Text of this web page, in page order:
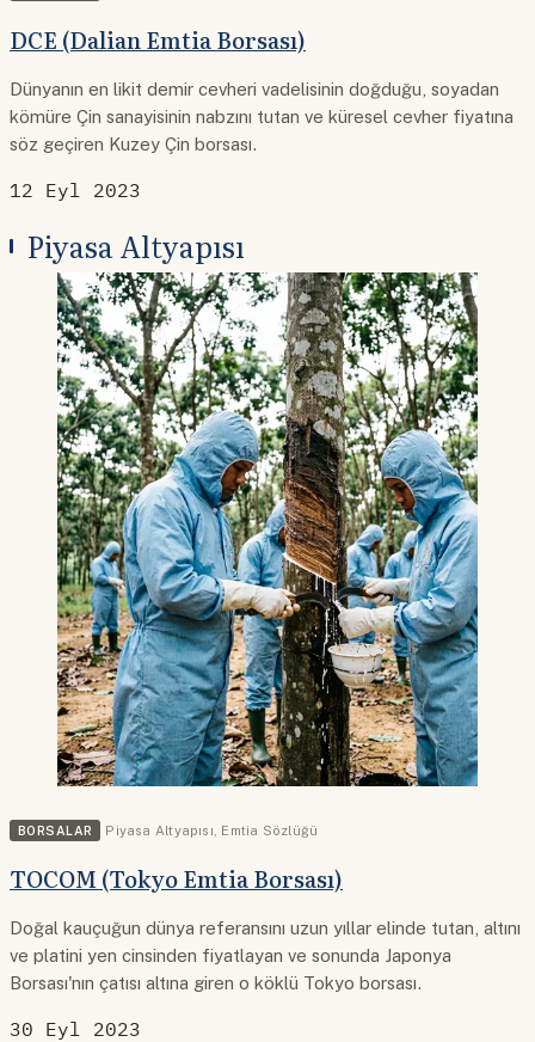
DCE (Dalian Emtia Borsası)
Dünyanın en likit demir cevheri vadelisinin doğduğu, soyadan
kömüre Çin sanayisinin nabzını tutan ve küresel cevher fiyatına
söz geçiren Kuzey Çin borsası.
12 Eyl 2023
Piyasa Altyapısı
BORSALAR Piyasa Altyapısı Emtia Sözlüğü
TOCOM (Tokyo Emtia Borsası)
Doğal kauçuğun dünya referansını uzun yıllar elinde tutan, altını
ve platini yen cinsinden fiyatlayan ve sonunda Japonya
Borsası'nın çatısı altına giren o köklü Tokyo borsası.
30 Eyl 2023